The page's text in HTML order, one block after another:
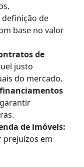
definição de
base no valor
de
justo
do mercado.
de imóveis:
prejuízos em